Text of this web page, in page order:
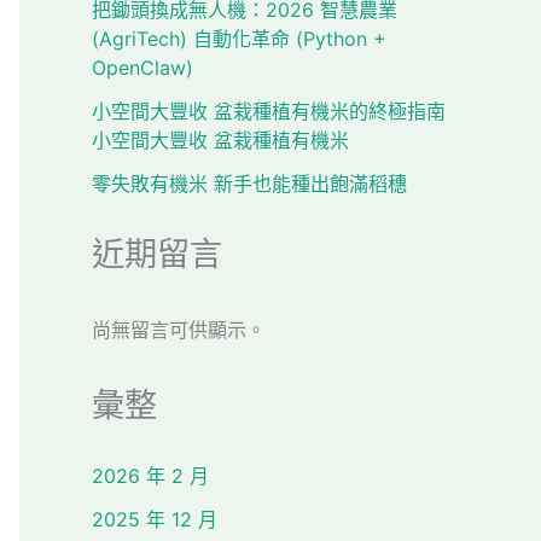
把鋤頭換成無人機：2026 智慧農業
(AgriTech) 自動化革命 (Python +
OpenClaw)
小空間大豐收 盆栽種植有機米的終極指南
小空間大豐收 盆栽種植有機米
零失敗有機米 新手也能種出飽滿稻穗
近期留言
尚無留言可供顯示。
彙整
2026 年 2 月
2025 年 12 月